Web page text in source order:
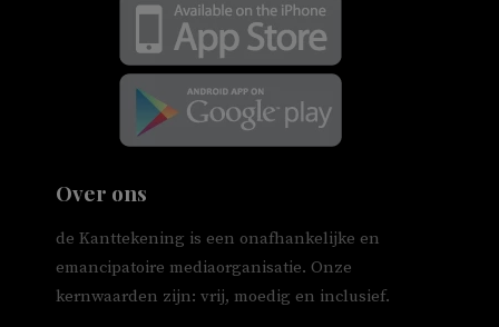
Over ons
de Kanttekening is een onafhankelijke en
emancipatoire mediaorganisatie. Onze
kernwaarden zijn: vrij, moedig en inclusief.